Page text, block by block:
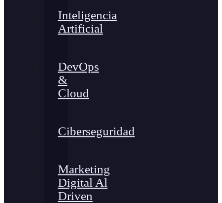
Inteligencia
Artificial
DevOps
&
Cloud
Ciberseguridad
Marketing
Digital Al
Driven